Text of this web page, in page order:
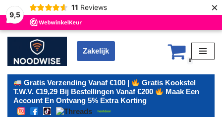
9,5
11 Reviews ×
Ga
naar
de
inhoud
Zakelijk
0
Gratis Verzending Vanaf €100 |
Gratis Kookstel
T.w.v. €19,29 Bij Bestellingen Vanaf €200
Maak Een
Account En Ontvang 5% Extra Korting